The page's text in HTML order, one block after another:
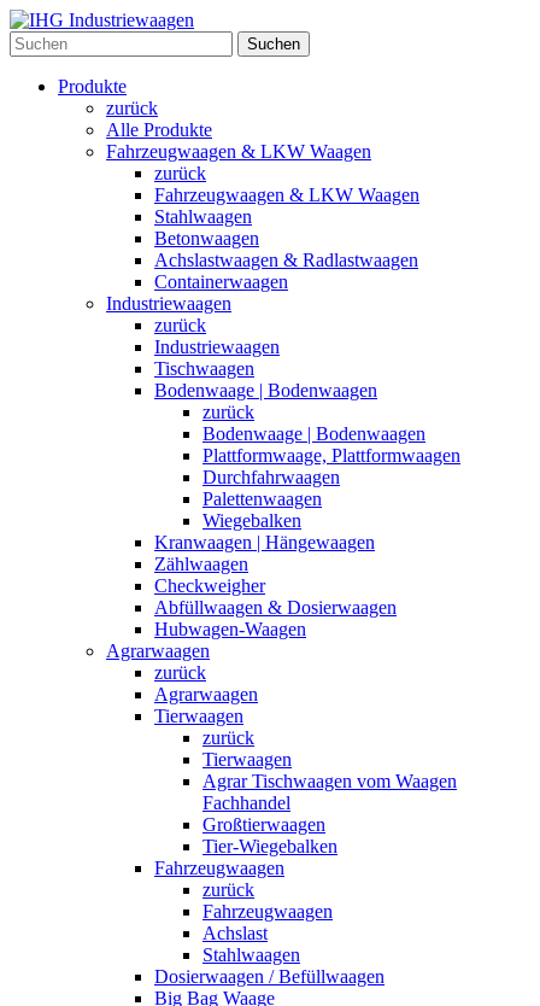
Suchen
Produkte
zurück
Alle Produkte
Fahrzeugwaagen & LKW Waagen
zurück
Fahrzeugwaagen & LKW Waagen
Stahlwaagen
Betonwaagen
Achslastwaagen & Radlastwaagen
Containerwaagen
Industriewaagen
zurück
Industriewaagen
Tischwaagen
Bodenwaage | Bodenwaagen
zurück
Bodenwaage | Bodenwaagen
Plattformwaage, Plattformwaagen
Durchfahrwaagen
Palettenwaagen
Wiegebalken
Kranwaagen | Hängewaagen
Zählwaagen
Checkweigher
Abfüllwaagen & Dosierwaagen
Hubwagen-Waagen
Agrarwaagen
zurück
Agrarwaagen
Tierwaagen
zurück
Tierwaagen
Agrar Tischwaagen vom Waagen
Fachhandel
Großtierwaagen
Tier-Wiegebalken
Fahrzeugwaagen
zurück
Fahrzeugwaagen
Achslast
Stahlwaagen
Dosierwaagen / Befüllwaagen
Big Bag Waage